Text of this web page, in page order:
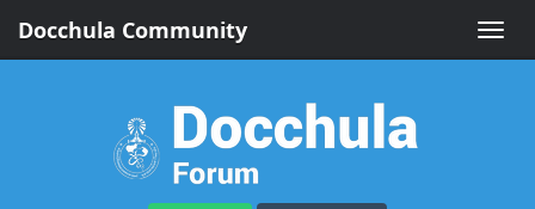
Toggle
Docchula Community